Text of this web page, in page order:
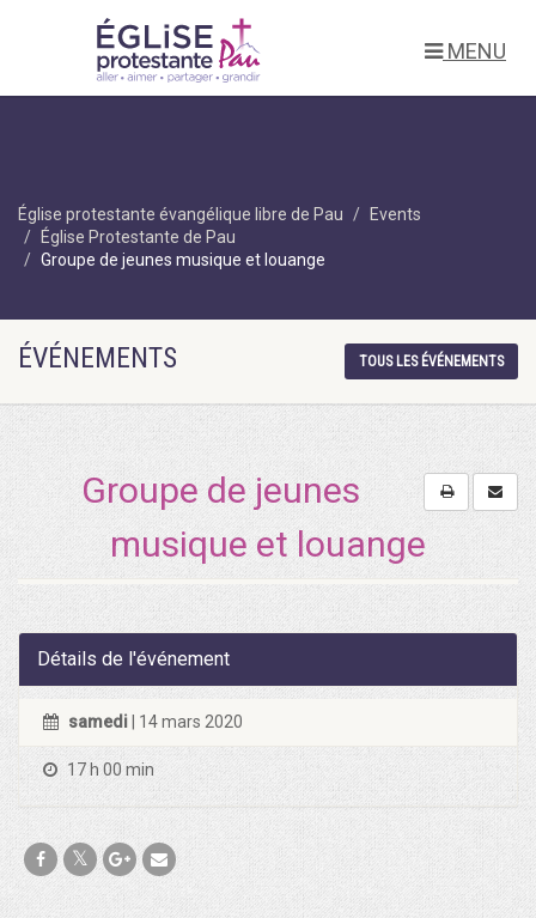
MENU
Église protestante évangélique libre de Pau
Events
Église Protestante de Pau
Groupe de jeunes musique et louange
ÉVÉNEMENTS TOUS LES ÉVÉNEMENTS
Groupe de jeunes
musique et louange
Détails de l'événement
samedi | 14 mars 2020
17 h 00 min